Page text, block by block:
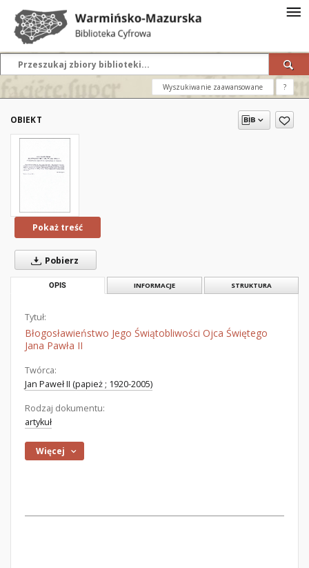
Wyszukiwanie zaawansowane ?
OBIEKT
Pokaż treść
Pobierz
OPIS INFORMACJE STRUKTURA
Tytuł:
Błogosławieństwo Jego Świątobliwości Ojca Świętego
Jana Pawła II
Twórca:
Jan Paweł II (papież ; 1920-2005)
Rodzaj dokumentu:
artykuł
Więcej